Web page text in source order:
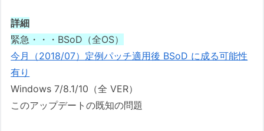
詳細
緊急・・・BSoD（全OS）
今月（2018/07）定例パッチ適用後 BSoD に成る可能性
有り
Windows 7/8.1/10（全 VER）
このアップデートの既知の問題